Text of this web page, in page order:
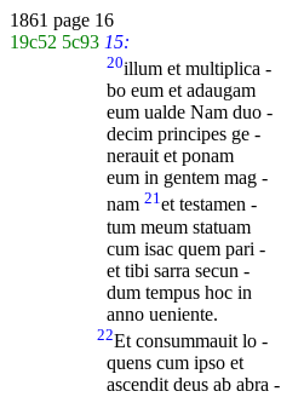
1861 page 16
19c52 5c93 15:
20illum et multiplica -
bo eum et adaugam
eum ualde Nam duo -
decim principes ge -
nerauit et ponam
eum in gentem mag -
nam 21et testamen -
tum meum statuam
cum isac quem pari -
et tibi sarra secun -
dum tempus hoc in
anno ueniente.
22Et consummauit lo -
quens cum ipso et
ascendit deus ab abra -